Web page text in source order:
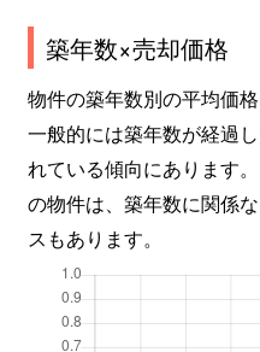
築年数×売却価格
物件の築年数別の平均価
一般的には築年数が経過
れている傾向にあります
の物件は、築年数に関係
スもあります。